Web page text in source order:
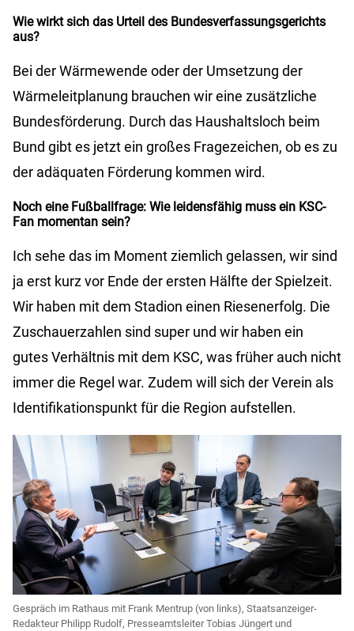
Wie wirkt sich das Urteil des Bundesverfassungsgerichts
aus?
Bei der Wärmewende oder der Umsetzung der
Wärmeleitplanung brauchen wir eine zusätzliche
Bundesförderung. Durch das Haushaltsloch beim
Bund gibt es jetzt ein großes Fragezeichen, ob es zu
der adäquaten Förderung kommen wird.
Noch eine Fußballfrage: Wie leidensfähig muss ein KSC-
Fan momentan sein?
Ich sehe das im Moment ziemlich gelassen, wir sind
ja erst kurz vor Ende der ersten Hälfte der Spielzeit.
Wir haben mit dem Stadion einen Riesenerfolg. Die
Zuschauerzahlen sind super und wir haben ein
gutes Verhältnis mit dem KSC, was früher auch nicht
immer die Regel war. Zudem will sich der Verein als
Identifikationspunkt für die Region aufstellen.
Gespräch im Rathaus mit Frank Mentrup (von links), Staatsanzeiger-
Redakteur Philipp Rudolf, Presseamtsleiter Tobias Jüngert und